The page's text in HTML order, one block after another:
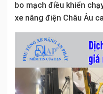
bo mạch điều khiển
xe nâng điện Châu Âu